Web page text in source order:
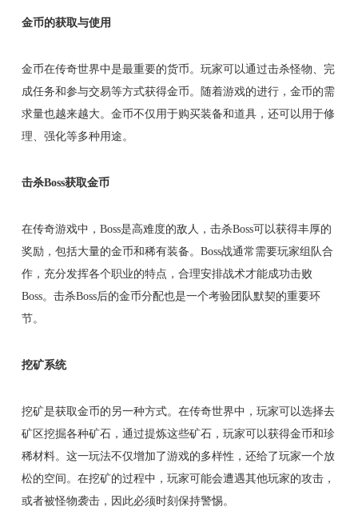
金币的获取与使用
金币在传奇世界中是最重要的货币。玩家可以通过击杀怪物、完
成任务和参与交易等方式获得金币。随着游戏的进行，金币的需
求量也越来越大。金币不仅用于购买装备和道具，还可以用于修
理、强化等多种用途。
击杀Boss获取金币
在传奇游戏中，Boss是高难度的敌人，击杀Boss可以获得丰厚的
奖励，包括大量的金币和稀有装备。Boss战通常需要玩家组队合
作，充分发挥各个职业的特点，合理安排战术才能成功击败
Boss。击杀Boss后的金币分配也是一个考验团队默契的重要环
节。
挖矿系统
挖矿是获取金币的另一种方式。在传奇世界中，玩家可以选择去
矿区挖掘各种矿石，通过提炼这些矿石，玩家可以获得金币和珍
稀材料。这一玩法不仅增加了游戏的多样性，还给了玩家一个放
松的空间。在挖矿的过程中，玩家可能会遭遇其他玩家的攻击，
或者被怪物袭击，因此必须时刻保持警惕。